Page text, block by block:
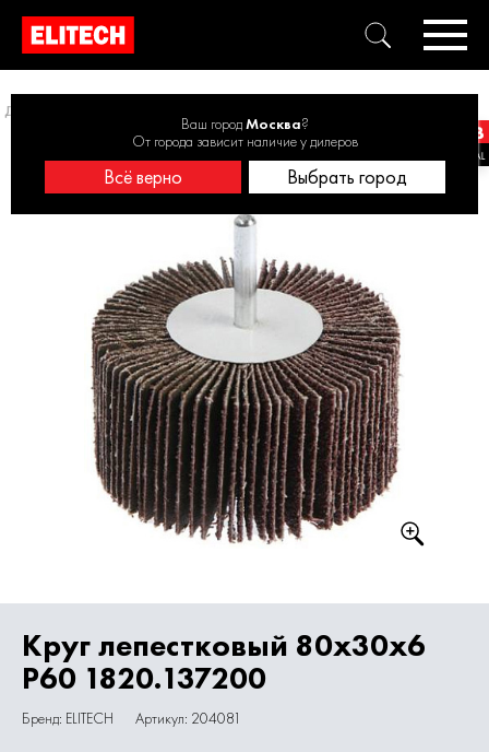
Ваш городМосква?
От города зависит наличие у дилеров
Всё верно Выбрать город
Диски лепестковые
Круг лепестковый 80х30х6
P60 1820.137200
Бренд: ELITECH Артикул: 204081